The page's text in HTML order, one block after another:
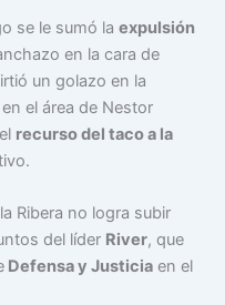
se le sumó laexpulsión
en la cara de
un golazo en la
el área de Nestor
recurso del taco a la
Ribera no logra subir
del líder River, que
Defensa y Justicia en el